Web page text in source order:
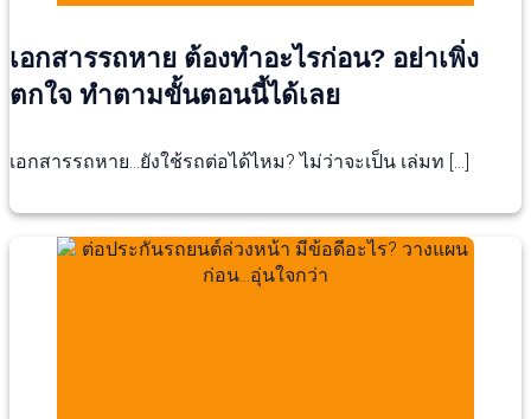
เอกสารรถหาย ต้องทำอะไรก่อน? อย่าเพิ่ง
ตกใจ ทำตามขั้นตอนนี้ได้เลย
เอกสารรถหาย…ยังใช้รถต่อได้ไหม? ไม่ว่าจะเป็น เล่มท […]